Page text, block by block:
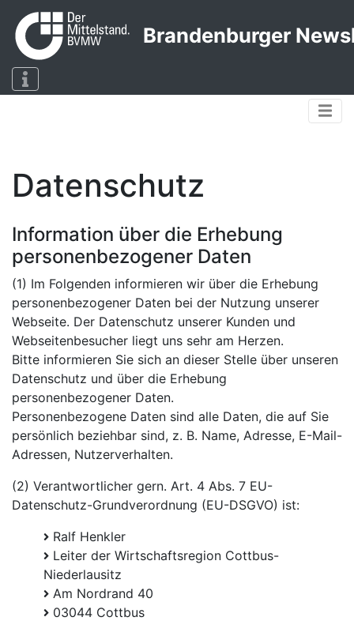
Brandenburger
Datenschutz
Information über die Erhebung
personenbezogener Daten
(1) Im Folgenden informieren wir über die Erhebung
personenbezogener Daten bei der Nutzung unserer
Webseite. Der Datenschutz unserer Kunden und
Webseitenbesucher liegt uns sehr am Herzen.
Bitte informieren Sie sich an dieser Stelle über unseren
Datenschutz und über die Erhebung
personenbezogener Daten.
Personenbezogene Daten sind alle Daten, die auf Sie
persönlich beziehbar sind, z. B. Name, Adresse, E-Mail-
Adressen, Nutzerverhalten.
(2) Verantwortlicher gern. Art. 4 Abs. 7 EU-
Datenschutz-Grundverordnung (EU-DSGVO) ist:
Ralf Henkler
Leiter der Wirtschaftsregion Cottbus-
Niederlausitz
Am Nordrand 40
03044 Cottbus